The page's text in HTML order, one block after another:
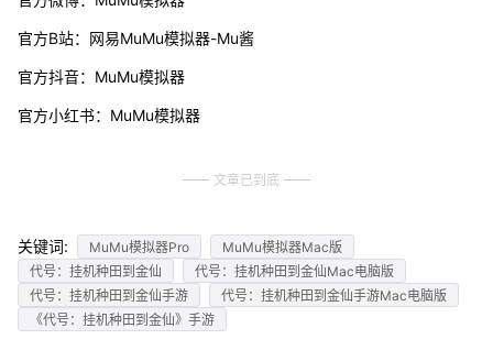
官方B站：网易MuMu模拟器-Mu酱
官方抖音：MuMu模拟器
官方小红书：MuMu模拟器
文章已到底
关键词: MuMu模拟器Pro
MuMu模拟器Mac版
代号：挂机种田到金仙
代号：挂机种田到金仙Mac电脑版
代号：挂机种田到金仙手游
代号：挂机种田到金仙手游Mac电脑版
《代号：挂机种田到金仙》手游